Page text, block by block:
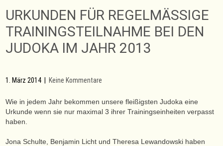
URKUNDEN FÜR REGELMÄSSIGE T
RAININGSTEILNAHME BEI DEN J
UDOKA IM JAHR 2013
1. März 2014 Keine Kommentare
Wie in jedem Jahr bekommen unsere fleißigsten Judoka eine
Urkunde wenn sie nur maximal 3 ihrer Trainingseinheiten verpasst
haben.
Jona Schulte, Benjamin Licht und Theresa Lewandowski haben